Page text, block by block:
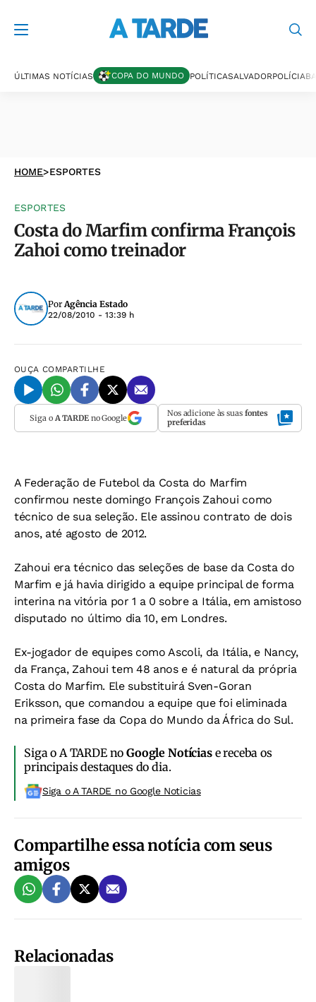
ÚLTIMAS NOTÍCIAS COPA DO MUNDO POLÍTICASALVADORPOLÍCIA
HOME>ESPORTES
ESPORTES
Costa do Marfim confirma François
Zahoi como treinador
PorAgência Estado
22/08/2010 - 13:39 h
OUÇA COMPARTILHE
Siga o A TARDEno Google Nos adicione às suas fontes
preferidas
A Federação de Futebol da Costa do Marfim
confirmou neste domingo François Zahoui como
técnico de sua seleção. Ele assinou contrato de dois
anos, até agosto de 2012.
Zahoui era técnico das seleções de base da Costa do
Marfim e já havia dirigido a equipe principal de forma
interina na vitória por 1 a 0 sobre a Itália, em amistoso
disputado no último dia 10, em Londres.
Ex-jogador de equipes como Ascoli, da Itália, e Nancy,
da França, Zahoui tem 48 anos e é natural da própria
Costa do Marfim. Ele substituirá Sven-Goran
Eriksson, que comandou a equipe que foi eliminada
na primeira fase da Copa do Mundo da África do Sul.
Siga o A TARDE noGoogle Notíciase receba os
principais destaques do dia.
Siga o A TARDE no Google Noticias
Compartilhe essa notícia com seus
amigos
Relacionadas